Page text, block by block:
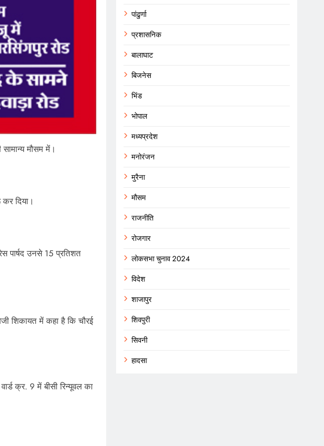
मौसम में।
दिया।
पार्षद उनसे 15 प्रतिशत
शिकायत में कहा है कि चौरई
क्र. 9 में बीसी रिन्यूवल का
पांढुर्णा
प्रशासनिक
बालाघाट
बिजनेस
भिंड
भोपाल
मध्यप्रदेश
मनोरंजन
मुरैना
मौसम
राजनीति
रोजगार
लोकसभा चुनाव 2024
विदेश
शाजापुर
शिवपुरी
सिवनी
हादसा